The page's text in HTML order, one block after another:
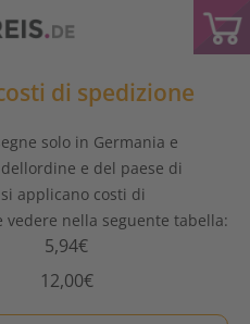
di spedizione
solo in Germania e
e del paese di
applicano costi di
nella seguente tabella:
5,94€
12,00€